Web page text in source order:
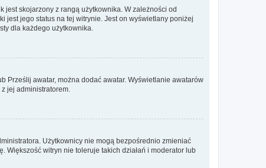
skojarzony z rangą użytkownika. W zależności od
jest jego status na tej witrynie. Jest on wyświetlany poniżej
dla każdego użytkownika.
Prześlij awatar, można dodać awatar. Wyświetlanie awatarów
jej administratorem.
Użytkownicy nie mogą bezpośrednio zmieniać
Większość witryn nie toleruje takich działań i moderator lub